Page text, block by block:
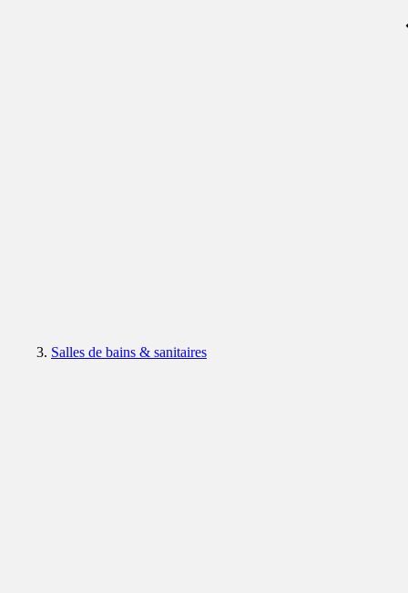
Salles de bains & sanitaires